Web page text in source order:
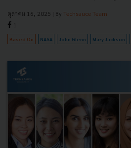
ตุลาคม 16, 2025 | By Techsauce Team
1
Based On NASA John Glenn Mary Jackson